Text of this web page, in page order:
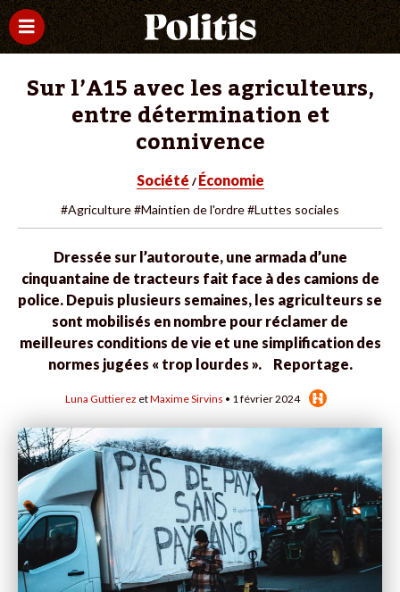
Sur l’A15 avec les agriculteurs,
entre détermination et
connivence
Société / Économie
#Agriculture#Maintien de l'ordre#Luttes sociales
Dressée sur l’autoroute, une armada d’une
cinquantaine de tracteurs fait face à des camions de
police. Depuis plusieurs semaines, les agriculteurs se
sont mobilisés en nombre pour réclamer de
meilleures conditions de vie et une simplification des
normes jugées « trop lourdes ». Reportage.
Luna Guttierez etMaxime Sirvins • 1 février 2024